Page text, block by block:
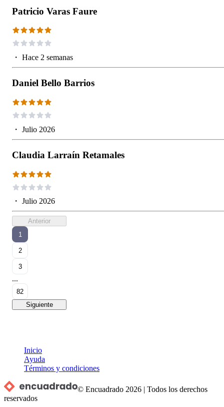
Patricio Varas Faure
・ Hace 2 semanas
Daniel Bello Barrios
・ Julio 2026
Claudia Larraín Retamales
・ Julio 2026
Anterior
1
2
3
...
82
Siguiente
Inicio
Ayuda
Términos y condiciones
© Encuadrado 2026 |Todos los derechos
reservados